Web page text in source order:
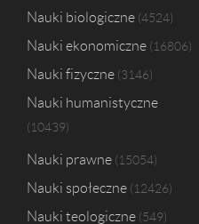
Nauki biologiczne 4524
Nauki ekonomiczne 16806
Nauki fizyczne 3146
Nauki humanistyczne
10439
Nauki prawne 15054
Nauki społeczne 12426
Nauki teologiczne 549